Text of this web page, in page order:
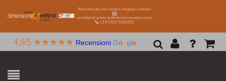
Benvenuto nel nostro negozio online!
vendite@vetreriadimensionevetro.com
+39 0163 560432
4,9/5 ★★★★★ Recensioni Google